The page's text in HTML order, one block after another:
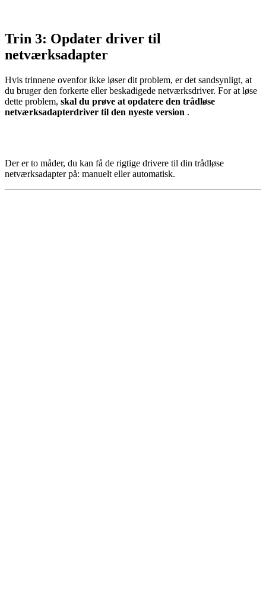
Trin 3: Opdater driver til
netværksadapter
Hvis trinnene ovenfor ikke løser dit problem, er det sandsynligt, at
du bruger den forkerte eller beskadigede netværksdriver. For at løse
dette problem, skal du prøve at opdatere den trådløse
netværksadapterdriver til den nyeste version .
Der er to måder, du kan få de rigtige drivere til din trådløse
netværksadapter på: manuelt eller automatisk.